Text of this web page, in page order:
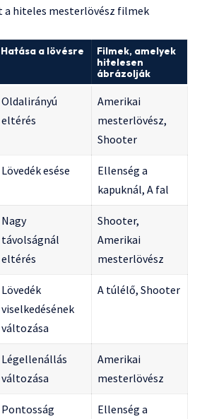
a hiteles mesterlövész filmek
Hatása a lövésre
Filmek, amelyek
hitelesen
ábrázolják
Oldalirányú
eltérés
Amerikai
mesterlövész,
Shooter
Lövedék esése
Ellenség a
kapuknál, A fal
Nagy
távolságnál
eltérés
Shooter,
Amerikai
mesterlövész
Lövedék
viselkedésének
változása
A túlélő, Shooter
Légellenállás
változása
Amerikai
mesterlövész
Pontosság
Ellenség a